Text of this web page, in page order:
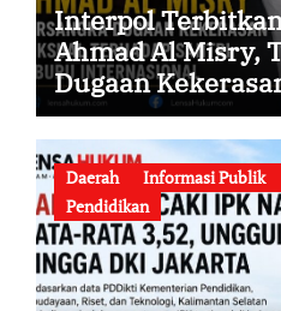
Interpol
Ahmad Al Misry,
Dugaan
terhadap Santri
Internasional
Daerah Informasi Publik
Pendidikan